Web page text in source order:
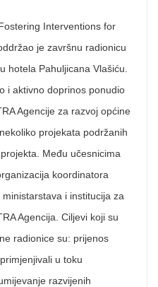
Interventions for
je završnu radionicu
hotela Pahuljicana Vlašiću.
i aktivno doprinos ponudio
Agencije za razvoj općine
projekata podržanih
Među učesnicima
koordinatora
i institucija za
Agencija. Ciljevi koji su
radionice su: prijenos
u toku
razvijenih